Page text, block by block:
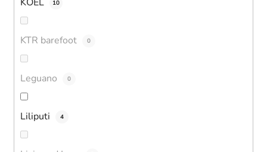
10
KTR barefoot 0
Leguano 0
Liliputi 4